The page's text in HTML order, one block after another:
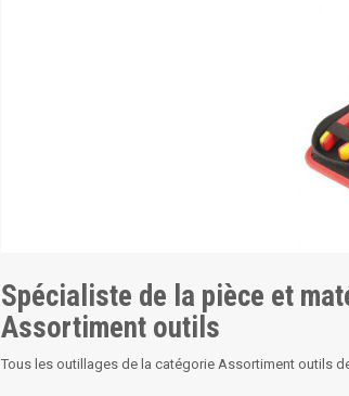
Spécialiste de la pièce et
Assortiment outils
Tous les outillages de la catégorie Assortiment outils